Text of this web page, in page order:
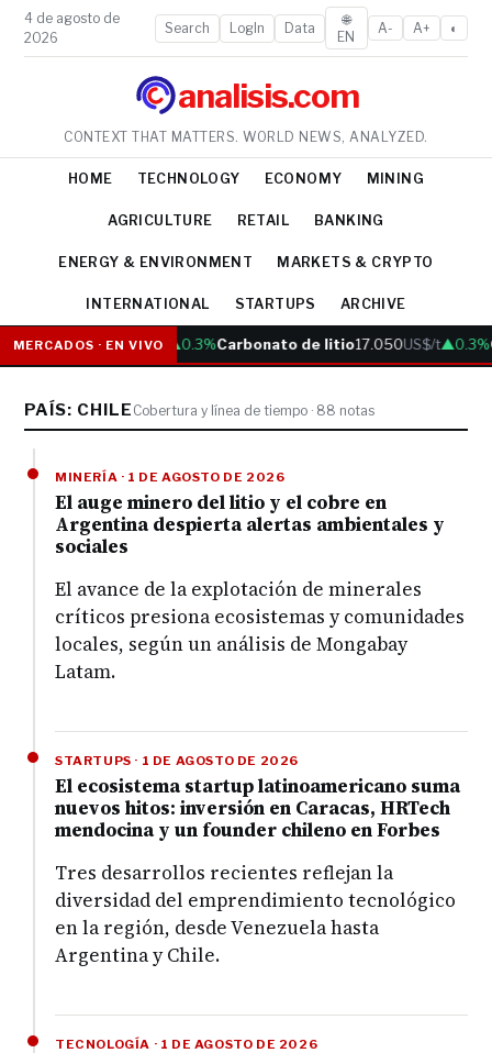
4 de agosto de
2026
Search LogIn Data
🌐
EN
A- A+ ◐
analisis.com
CONTEXT THAT MATTERS. WORLD NEWS, ANALYZED.
HOME TECHNOLOGY ECONOMY MINING
AGRICULTURE RETAIL BANKING
ENERGY & ENVIRONMENT MARKETS & CRYPTO
INTERNATIONAL STARTUPS ARCHIVE
MERCADOS · EN VIVO
Cobre6.05US$/lb▲0.3%Carbonato de litio17.050US$/t▲0.3%
PAÍS: CHILE Cobertura y línea de tiempo · 88 notas
MINERÍA · 1 DE AGOSTO DE 2026
El auge minero del litio y el cobre en
Argentina despierta alertas ambientales y
sociales
El avance de la explotación de minerales
críticos presiona ecosistemas y comunidades
locales, según un análisis de Mongabay
Latam.
STARTUPS · 1 DE AGOSTO DE 2026
El ecosistema startup latinoamericano suma
nuevos hitos: inversión en Caracas, HRTech
mendocina y un founder chileno en Forbes
Tres desarrollos recientes reflejan la
diversidad del emprendimiento tecnológico
en la región, desde Venezuela hasta
Argentina y Chile.
TECNOLOGÍA · 1 DE AGOSTO DE 2026